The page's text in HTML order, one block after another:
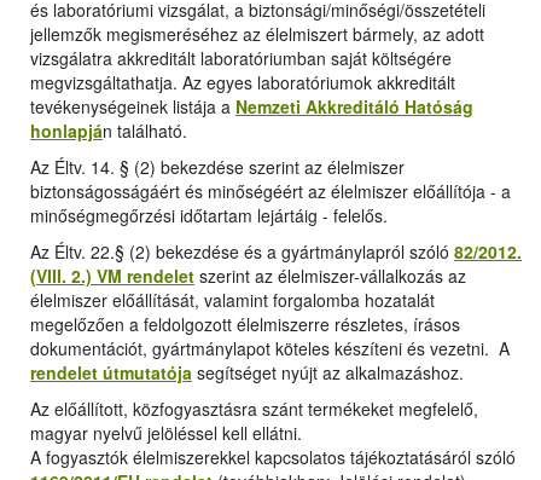
és laboratóriumi vizsgálat, a biztonsági/minőségi/összetételi
jellemzők megismeréséhez az élelmiszert bármely, az adott
vizsgálatra akkreditált laboratóriumban saját költségére
megvizsgáltathatja. Az egyes laboratóriumok akkreditált
tevékenységeinek listája a Nemzeti Akkreditáló Hatóság
honlapján található.
Az Éltv. 14. § (2) bekezdése szerint az élelmiszer
biztonságosságáért és minőségéért az élelmiszer előállítója - a
minőségmegőrzési időtartam lejártáig - felelős.
Az Éltv. 22.§ (2) bekezdése és a gyártmánylapról szóló 82/2012.
(VIII. 2.) VM rendelet szerint az élelmiszer-vállalkozás az
élelmiszer előállítását, valamint forgalomba hozatalát
megelőzően a feldolgozott élelmiszerre részletes, írásos
dokumentációt, gyártmánylapot köteles készíteni és vezetni. A
rendelet útmutatója segítséget nyújt az alkalmazáshoz.
Az előállított, közfogyasztásra szánt termékeket megfelelő,
magyar nyelvű jelöléssel kell ellátni.
A fogyasztók élelmiszerekkel kapcsolatos tájékoztatásáról szóló